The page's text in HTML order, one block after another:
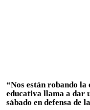
“Nos están robando
educativa llama a dar
sábado en defensa de